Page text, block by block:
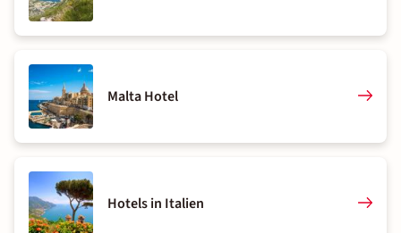
Malta Hotel
Hotels in Italien